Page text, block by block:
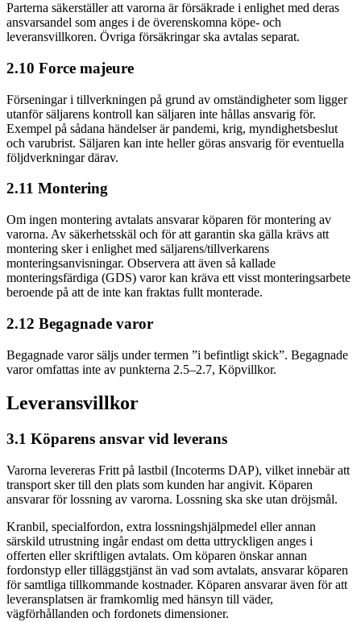
Parterna säkerställer att varorna är försäkrade i enlighet med deras
ansvarsandel som anges i de överenskomna köpe- och
leveransvillkoren. Övriga försäkringar ska avtalas separat.
2.10 Force majeure
Förseningar i tillverkningen på grund av omständigheter som ligger
utanför säljarens kontroll kan säljaren inte hållas ansvarig för.
Exempel på sådana händelser är pandemi, krig, myndighetsbeslut
och varubrist. Säljaren kan inte heller göras ansvarig för eventuella
följdverkningar därav.
2.11 Montering
Om ingen montering avtalats ansvarar köparen för montering av
varorna. Av säkerhetsskäl och för att garantin ska gälla krävs att
montering sker i enlighet med säljarens/tillverkarens
monteringsanvisningar. Observera att även så kallade
monteringsfärdiga (GDS) varor kan kräva ett visst monteringsarbete
beroende på att de inte kan fraktas fullt monterade.
2.12 Begagnade varor
Begagnade varor säljs under termen ”i befintligt skick”. Begagnade
varor omfattas inte av punkterna 2.5–2.7, Köpvillkor.
Leveransvillkor
3.1 Köparens ansvar vid leverans
Varorna levereras Fritt på lastbil (Incoterms DAP), vilket innebär att
transport sker till den plats som kunden har angivit. Köparen
ansvarar för lossning av varorna. Lossning ska ske utan dröjsmål.
Kranbil, specialfordon, extra lossningshjälpmedel eller annan
särskild utrustning ingår endast om detta uttryckligen anges i
offerten eller skriftligen avtalats. Om köparen önskar annan
fordonstyp eller tilläggstjänst än vad som avtalats, ansvarar köparen
för samtliga tillkommande kostnader. Köparen ansvarar även för att
leveransplatsen är framkomlig med hänsyn till väder,
vägförhållanden och fordonets dimensioner.